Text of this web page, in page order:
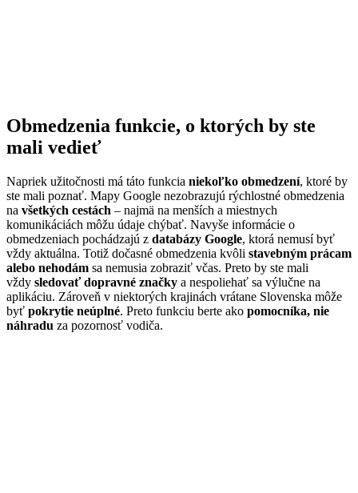
Obmedzenia funkcie, o ktorých by ste
mali vedieť
Napriek užitočnosti má táto funkcia niekoľko obmedzení, ktoré by
ste mali poznať. Mapy Google nezobrazujú rýchlostné obmedzenia
na všetkých cestách – najmä na menších a miestnych
komunikáciách môžu údaje chýbať. Navyše informácie o
obmedzeniach pochádzajú z databázy Google, ktorá nemusí byť
vždy aktuálna. Totiž dočasné obmedzenia kvôli stavebným prácam
alebo nehodám sa nemusia zobraziť včas. Preto by ste mali
vždy sledovať dopravné značky a nespoliehať sa výlučne na
aplikáciu. Zároveň v niektorých krajinách vrátane Slovenska môže
byť pokrytie neúplné. Preto funkciu berte ako pomocníka, nie
náhradu za pozornosť vodiča.